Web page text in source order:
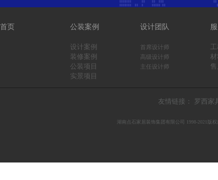
首页 公装案例
设计案例
装修案例
公装项目
实景项目
设计团队
首席设计师
高级设计师
主任设计师
友情链接： 罗西家
湖南点石家居装饰集团有限公司 1998-2021 版